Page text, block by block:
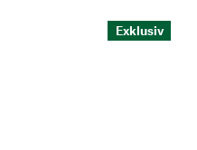
Exklusiv